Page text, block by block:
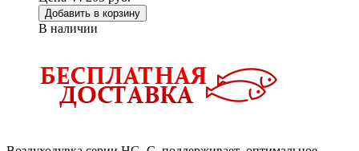
Добавить в корзину
В наличии